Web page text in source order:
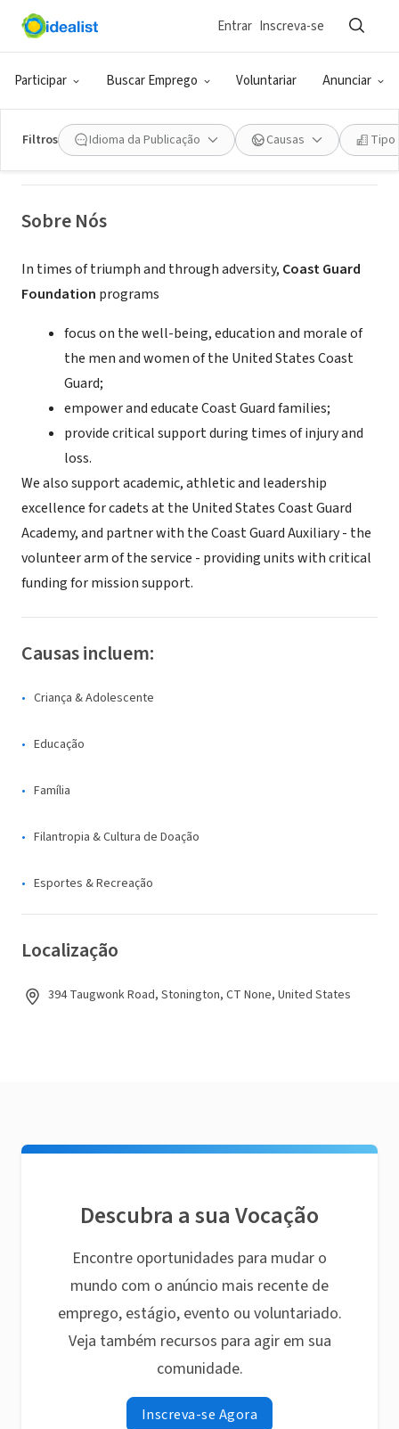
Participar Buscar Emprego Voluntariar Anunciar
Entrar Inscreva-se
Filtros Idioma da Publicação Causas Tipo
ONG (SETOR SOCIAL)
Coast Guard Foundation
Sobre Nós
In times of triumph and through adversity, Coast Guard
Foundation programs
focus on the well-being, education and morale of
the men and women of the United States Coast
Guard;
empower and educate Coast Guard families;
provide critical support during times of injury and
loss.
We also support academic, athletic and leadership
excellence for cadets at the United States Coast Guard
Academy, and partner with the Coast Guard Auxiliary - the
volunteer arm of the service - providing units with critical
funding for mission support.
Causas incluem:
Criança & Adolescente
Educação
Família
Filantropia & Cultura de Doação
Esportes & Recreação
Localização
394 Taugwonk Road, Stonington, CT None, United States
Descubra a sua Vocação
Encontre oportunidades para mudar o
mundo com o anúncio mais recente de
emprego, estágio, evento ou voluntariado.
Veja também recursos para agir em sua
comunidade.
Inscreva-se Agora